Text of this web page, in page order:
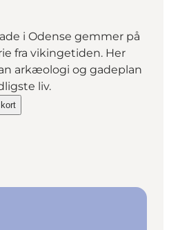
i Odense gemmer på
fra vikingetiden. Her
arkæologi og gadeplan
liv.
vej fra vikingetiden"
- En vej fra vikingetiden on_map